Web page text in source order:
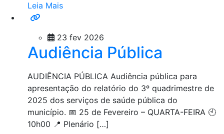
Leia Mais
23 fev 2026
Audiência Pública
AUDIÊNCIA PÚBLICA Audiência pública para
apresentação do relatório do 3º quadrimestre de
2025 dos serviços de saúde pública do
município. 📅 25 de Fevereiro – QUARTA-FEIRA 🕙
10h00 📍 Plenário […]